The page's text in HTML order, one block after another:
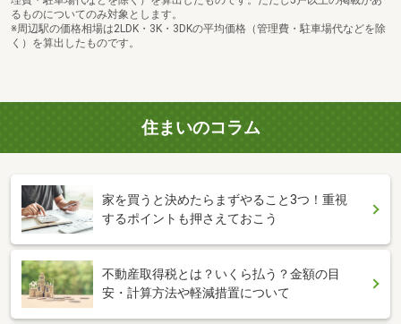
るものについてのみ対象とします。
※周辺駅の価格相場は2LDK・3K・3DKの平均価格（管理費・駐車場代などを除
く）を算出したものです。
住まいのコラム
家を買うと決めたらまずやること3つ！重視
するポイントも押さえておこう
不動産取得税とは？いくら払う？金額の目
安・計算方法や軽減措置について